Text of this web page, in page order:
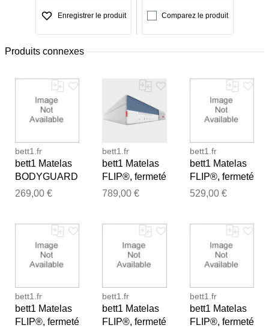
Enregistrer le produit Comparez le produit
Produits connexes
bett1.fr
bett1 Matelas
BODYGUARD
®, fermeté
269,00 €
bett1.fr
bett1 Matelas
FLIP®, fermeté
moyenne (H3),
789,00 €
bett1.fr
bett1 Matelas
FLIP®, fermeté
moyenne (H3),
529,00 €
bett1.fr
bett1 Matelas
FLIP®, fermeté
bett1.fr
bett1 Matelas
FLIP®, fermeté
bett1.fr
bett1 Matelas
FLIP®, fermeté
Merci pour votre avis
Notre équipe va maintenant
examiner vos commentaires